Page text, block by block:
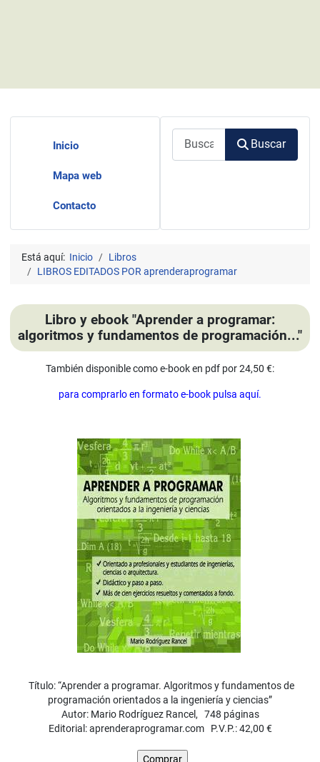
Inicio
Mapa web
Contacto
Buscar
Está aquí: Inicio
Libros
LIBROS EDITADOS POR aprenderaprogramar
Libro y ebook "Aprender a programar:
algoritmos y fundamentos de programación..."
También disponible como e-book en pdf por 24,50 €:
para comprarlo en formato e-book pulsa aquí.
Título: “Aprender a programar. Algoritmos y fundamentos de
programación orientados a la ingeniería y ciencias”
Autor: Mario Rodríguez Rancel, 748 páginas
Editorial: aprenderaprogramar.com P.V.P.: 42,00 €